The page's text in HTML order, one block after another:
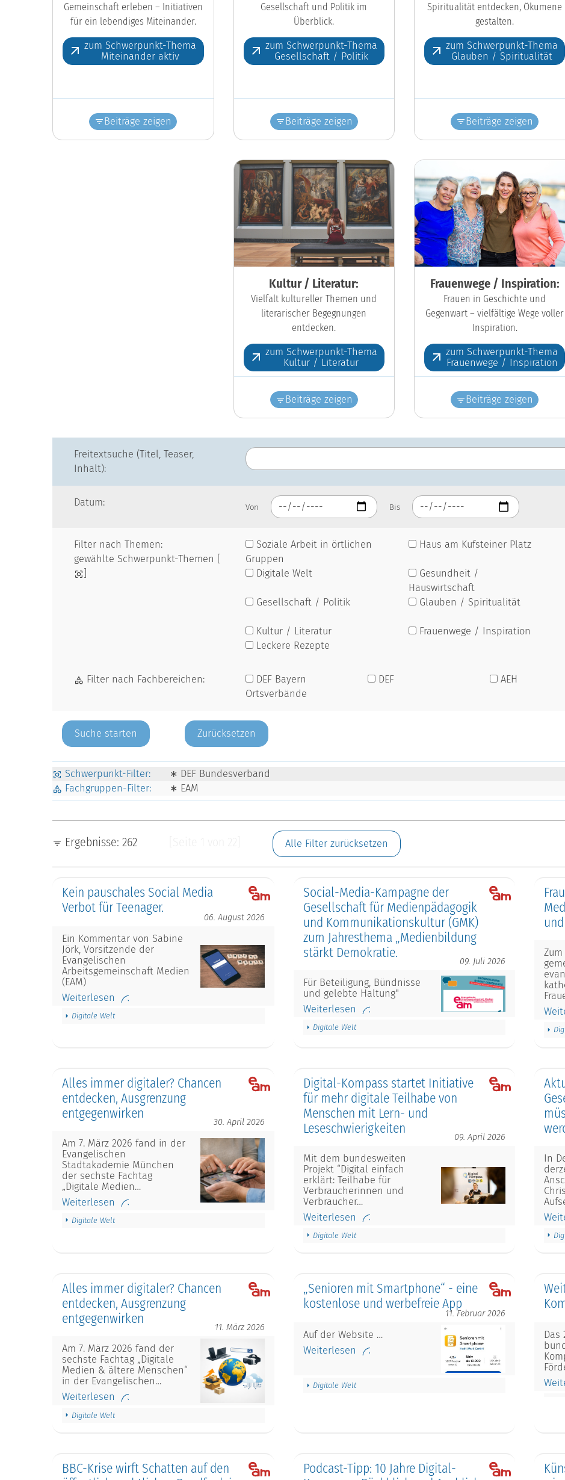
Gemeinschaft erleben – Initiativen
für ein lebendiges Miteinander.
zum Schwerpunkt-Thema
Miteinander aktiv
Beiträge zeigen
Gesellschaft und Politik im
Überblick.
zum Schwerpunkt-Thema
Gesellschaft / Politik
Beiträge zeigen
Spiritualität entdecken, Ökumene
gestalten.
zum Schwerpunkt-Thema
Glauben / Spiritualität
Beiträge zeigen
Kultur / Literatur:
Vielfalt kultureller Themen und
literarischer Begegnungen
entdecken.
zum Schwerpunkt-Thema
Kultur / Literatur
Beiträge zeigen
Frauenwege / Inspiration:
Frauen in Geschichte und
Gegenwart – vielfältige Wege voller
Inspiration.
zum Schwerpunkt-Thema
Frauenwege / Inspiration
Beiträge zeigen
Freitextsuche (Titel, Teaser,
Inhalt):
Datum: Von Bis
Filter nach Themen:
gewählte Schwerpunkt-Themen [
Soziale Arbeit in örtlichen
Gruppen
Haus am Kufsteiner Platz
Digitale Welt
Gesundheit /
Hauswirtschaft
Gesellschaft / Politik Glauben / Spiritualität
Kultur / Literatur
Frauenwege / Inspiration
Leckere Rezepte
Filter nach Fachbereichen:
DEF Bayern
Ortsverbände
DEF AEH
Zurücksetzen
Schwerpunkt-Filter:
∗ DEF Bundesverband
Fachgruppen-Filter:
∗ EAM
Ergebnisse: 262 Alle Filter zurücksetzen
Kein pauschales Social Media
Verbot für Teenager.
06. August 2026
Ein Kommentar von Sabine
Jörk, Vorsitzende der
Evangelischen
Arbeitsgemeinschaft Medien
(EAM)
Weiterlesen
Digitale Welt
Social-Media-Kampagne der
Gesellschaft für Medienpädagogik
und Kommunikationskultur (GMK)
zum Jahresthema „Medienbildung
stärkt Demokratie.
09. Juli 2026
Für Beteiligung, Bündnisse
und gelebte Haltung"
Weiterlesen
Digitale Welt
Alles immer digitaler? Chancen
entdecken, Ausgrenzung
entgegenwirken
30. April 2026
Am 7. März 2026 fand in der
Evangelischen
Stadtakademie München
der sechste Fachtag
„Digitale Medien…
Weiterlesen
Digitale Welt
Digital-Kompass startet Initiative
für mehr digitale Teilhabe von
Menschen mit Lern- und
Leseschwierigkeiten
09. April 2026
Mit dem bundesweiten
Projekt “Digital einfach
erklärt: Teilhabe für
Verbraucherinnen und
Verbraucher…
Weiterlesen
Digitale Welt
In
Alles immer digitaler? Chancen
entdecken, Ausgrenzung
entgegenwirken
11. März 2026
Am 7. März 2026 fand der
sechste Fachtag „Digitale
Medien & ältere Menschen“
in der Evangelischen…
Weiterlesen
Digitale Welt
„Senioren mit Smartphone“ - eine
kostenlose und werbefreie App
11. Februar 2026
Auf der Website …
Weiterlesen
Digitale Welt
Das
BBC-Krise wirft Schatten auf den
Podcast-Tipp: 10 Jahre Digital-